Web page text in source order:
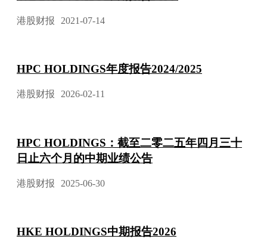
港股财报 2021-07-14
HPC HOLDINGS年度报告2024/2025
港股财报 2026-02-11
HPC HOLDINGS：截至二零二五年四月三十
日止六个月的中期业绩公告
港股财报 2025-06-30
HKE HOLDINGS中期报告2026